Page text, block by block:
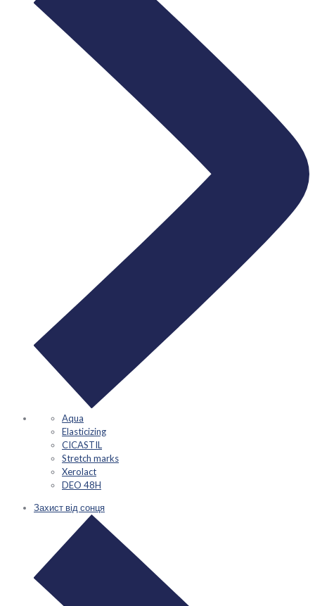
Aqua
Elasticizing
CICASTIL
Stretch marks
Xerolact
DEO 48H
Захист від сонця